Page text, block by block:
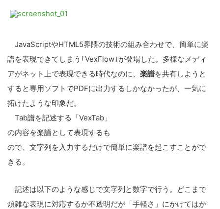
ペイン）の元日本編集長、World Innovation Lab(WiL)
JavaScriptやHTML5界隈の技術の組み合わせで、簡単に楽
譜を表現できてしまう｢VexFlow｣が登場した。多様なメディ
アがネット上で表現できる時代なのに、 楽譜を共有しようと
すると専用ソフトでPDFに出力するしかなかったが、一気に
拓けたような印象だ。
Tab譜を記述する「VexTab」
の内容を楽譜として表現するも
ので、文字列を入力するだけで簡単に楽譜を起こすことがで
きる。
記述は以下のような感じで文字列と数字で行う。どこまで
煩雑な表現に対応するか不透明だが「手軽さ」にかけてはか
Block Data Bank